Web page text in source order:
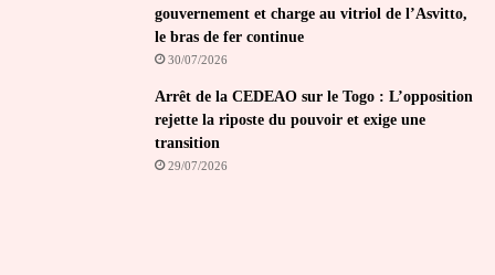
gouvernement et charge au vitriol de l’Asvitto,
le bras de fer continue
30/07/2026
Arrêt de la CEDEAO sur le Togo : L’opposition
rejette la riposte du pouvoir et exige une
transition
29/07/2026